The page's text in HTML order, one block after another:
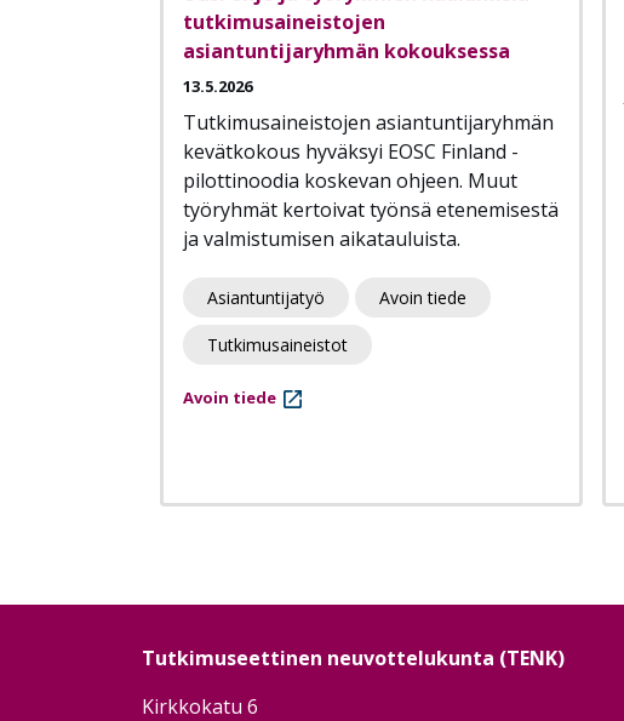
tutkimusaineistojen
asiantuntijaryhmän kokouksessa
13.5.2026
Tutkimusaineistojen asiantuntijaryhmän
kevätkokous hyväksyi EOSC Finland -
pilottinoodia koskevan ohjeen. Muut
työryhmät kertoivat työnsä etenemisestä
ja valmistumisen aikatauluista.
Asiantuntijatyö Avoin tiede
Tutkimusaineistot
Avoin tiede
Tutkimuseettinen neuvottelukunta (TENK)
Kirkkokatu 6